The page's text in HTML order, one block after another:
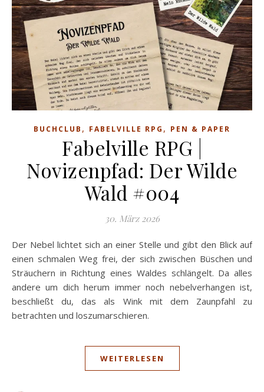
BUCHCLUB , FABELVILLE RPG , PEN & PAPER
Fabelville RPG |
Novizenpfad: Der Wilde
Wald #004
30. März 2026
Der Nebel lichtet sich an einer Stelle und gibt den Blick auf
einen schmalen Weg frei, der sich zwischen Büschen und
Sträuchern in Richtung eines Waldes schlängelt. Da alles
andere um dich herum immer noch nebelverhangen ist,
beschließt du, das als Wink mit dem Zaunpfahl zu
betrachten und loszumarschieren.
WEITERLESEN